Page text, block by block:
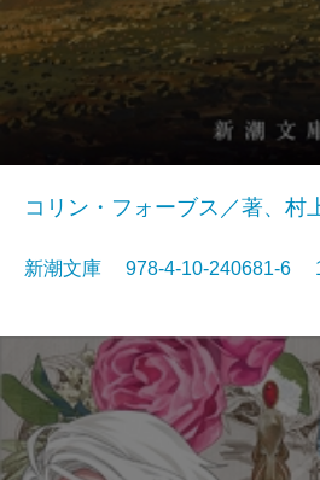
コリン・フォーブス／著、村
新潮文庫 978-4-10-240681-6